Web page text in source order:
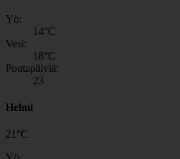
Yö:
14°C
Vesi:
18°C
Poutapäiviä:
23
Helmi
21 °C